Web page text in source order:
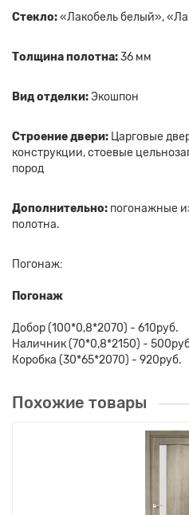
Стекло:«Лакобель белый»,
Толщина полотна:36 мм
Вид отделки:Экошпон
Строение двери: Царговые
конструкции, стоевые
пород
Дополнительно: погонажные
полотна.
Погонаж:
Погонаж
Добор (100*0,8*2070) - 610руб.
Наличник (70*0,8*2150) -
Коробка (30*65*2070) - 920руб.
Похожие товары